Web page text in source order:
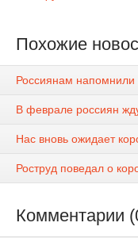
Похожие
Россиянам
В феврале россиян
Нас вновь ожидает
Роструд поведал о
Комментарии